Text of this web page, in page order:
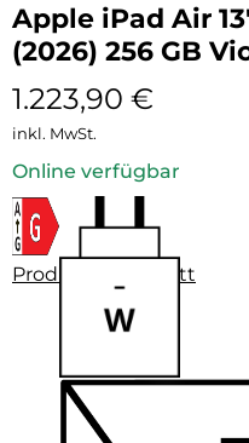
Apple iPad Air
(2026) 256 GB
1.223,90 €
inkl. MwSt.
Online verfügbar
Produktdatenblatt